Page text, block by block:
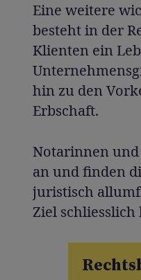
Eine weitere
besteht in der
Klienten ein
hin zu den
Erbschaft.
Notarinnen
an und finden
juristisch
Ziel